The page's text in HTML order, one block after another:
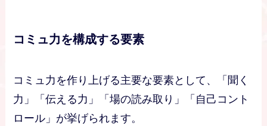
コミュ力を構成する要素
コミュ力を作り上げる主要な要素として、「聞く
力」「伝える力」「場の読み取り」「自己コント
ロール」が挙げられます。